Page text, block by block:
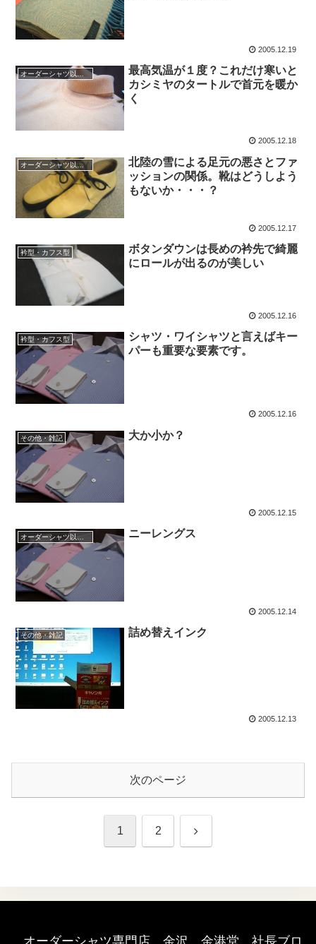
2005.12.19
オーダーシャツ以外のファッション
最高気温が１度？これだけ寒いと
カシミヤのタートルで首元を暖か
く
2005.12.18
オーダーシャツ以外のファッション
北陸の雪による足元の悪さとファ
ッションの関係。靴はどうしよう
もないか・・・？
2005.12.17
衿型・カフス型
ボタンダウンは長めの衿先で綺麗
にロールが出るのが美しい
2005.12.16
衿型・カフス型
シャツ・ワイシャツと言えばキー
パーも重要な要素です。
2005.12.16
その他・雑記 大か小か？
2005.12.15
オーダーシャツ以外のファッション ニーレングス
2005.12.14
その他・雑記 詰め替えインク
2005.12.13
次のページ
1 2 次